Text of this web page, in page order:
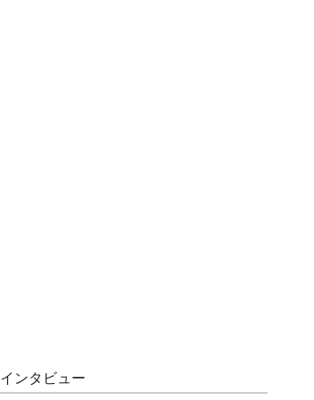
インタビュー